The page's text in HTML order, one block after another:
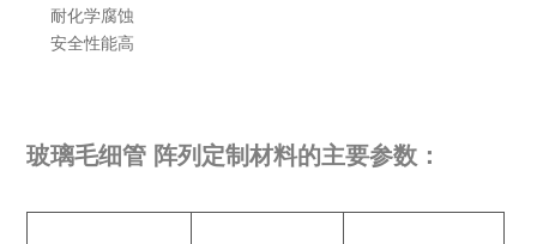
耐化学腐蚀
安全性能高
玻璃毛细管 阵列定制材料的主要参数：